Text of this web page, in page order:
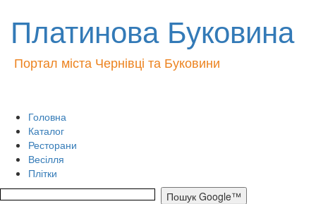
Платинова Буковина
Портал міста Чернівці та Буковини
Головна
Каталог
Ресторани
Весілля
Плітки